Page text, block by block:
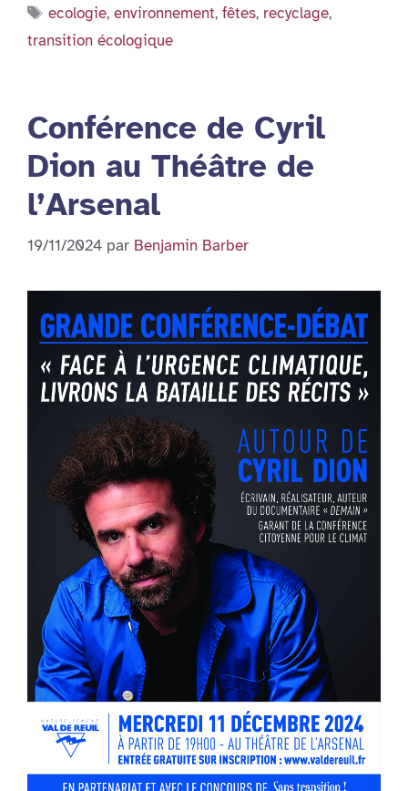
Étiquettes
ecologie,environnement,fêtes, recyclage,
transition écologique
Conférence de Cyril
Dion au Théâtre de
l’Arsenal
19/11/2024 par Benjamin Barber